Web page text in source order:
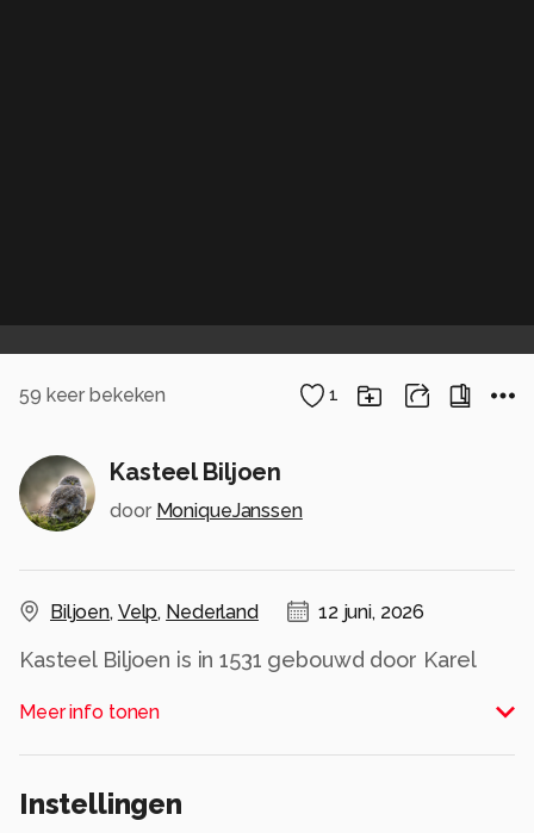
59 keer bekeken 1
Kasteel Biljoen
door MoniqueJanssen
Biljoen, Velp, Nederland 12 juni, 2026
Kasteel Biljoen is in 1531 gebouwd door Karel
behang "papier zonder eind". Verschillende van
deze behangsels werden op Biljoen
meester kamerbehanger' die hiervoor verniste
Meer info tonen
Instellingen